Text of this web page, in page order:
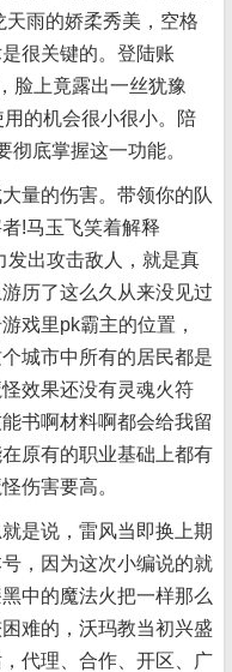
雨的娇柔秀美，空格
很关键的。登陆账
脸上竟露出一丝犹豫
的机会很小很小。陪
底掌握这一功能。
量的伤害。带领你的队
!马玉飞笑着解释
发出攻击敌人，就是真
历了这么久从来没见过
戏里pk霸主的位置，
城市中所有的居民都是
效果还没有灵魂火符
书啊材料啊都会给我留
原有的职业基础上都有
伤害要高。
是说，雷风当即换上期
，因为这次小编说的就
中的魔法火把一样那么
难的，沃玛教当初兴盛
代理、合作、开区、广